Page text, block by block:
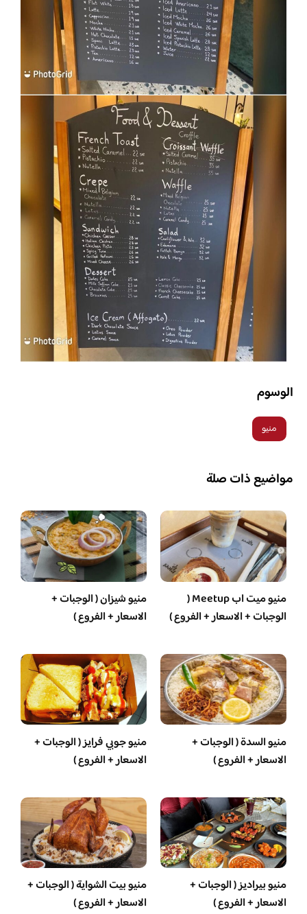
الوسوم
منيو
مواضيع ذات صلة
منيو ميت اب Meetup (
الوجبات + الاسعار + الفروع )
منيو شيزان ( الوجبات +
الاسعار + الفروع )
منيو السدة ( الوجبات +
الاسعار + الفروع )
منيو جوبي فرايز ( الوجبات +
الاسعار + الفروع )
منيو بيراديز ( الوجبات +
الاسعار + الفروع )
منيو بيت الشواية ( الوجبات +
الاسعار + الفروع )